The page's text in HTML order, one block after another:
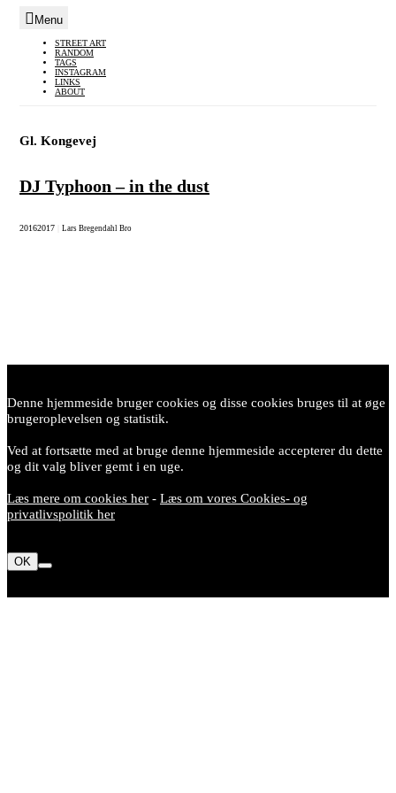
Skip
content
Menu
STREET ART
RANDOM
TAGS
INSTAGRAM
LINKS
ABOUT
Gl. Kongevej
DJ Typhoon – in the dust
20162017 Lars Bregendahl Bro
Denne hjemmeside bruger cookies og disse cookies bruges til at øge
brugeroplevelsen og statistik.
Ved at fortsætte med at bruge denne hjemmeside accepterer du dette
og dit valg bliver gemt i en uge.
Læs mere om cookies her - Læs om vores Cookies- og
privatlivspolitik her
OK